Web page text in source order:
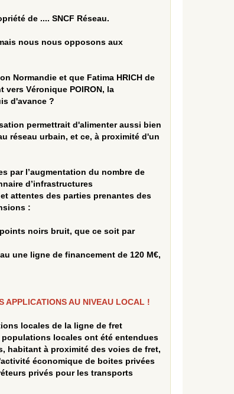
de .... SNCF Réseau.
nous nous opposons aux
Normandie et que Fatima HRICH de
Véronique POIRON, la
d'avance ?
permettrait d'alimenter aussi bien
réseau urbain, et ce, à proximité d'un
par l’augmentation du nombre de
d’infrastructures
attentes des parties prenantes des
:
noirs bruit, que ce soit par
une ligne de financement de 120 M€,
APPLICATIONS AU NIVEAU LOCAL !
locales de la ligne de fret
locales ont été entendues
habitant à proximité des voies de fret,
économique de boites privées
privés pour les transports